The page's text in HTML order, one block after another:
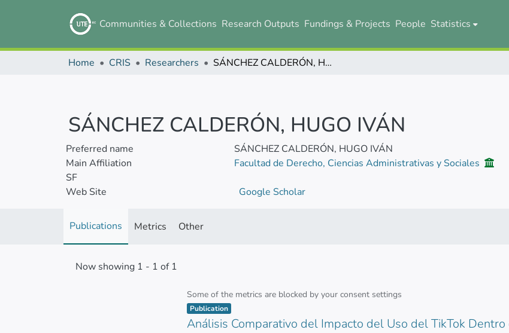
Communities & Collections Research Outputs Fundings & Projects People Statistics
Home CRIS Researchers SÁNCHEZ CALDERÓN, HUGO IVÁN
SÁNCHEZ CALDERÓN, HUGO IVÁN
Preferred name
SÁNCHEZ CALDERÓN, HUGO IVÁN
Main Affiliation
Facultad de Derecho, Ciencias Administrativas y Sociales
SF
Web Site
Google Scholar
Publications Metrics Other
Now showing 1 - 1 of 1
Some of the metrics are blocked by your consent settings
Item type:
Publication ,
Análisis Comparativo del Impacto del Uso del TikTok